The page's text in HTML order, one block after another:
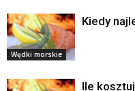
Wędki morskie
Kiedy
Ile